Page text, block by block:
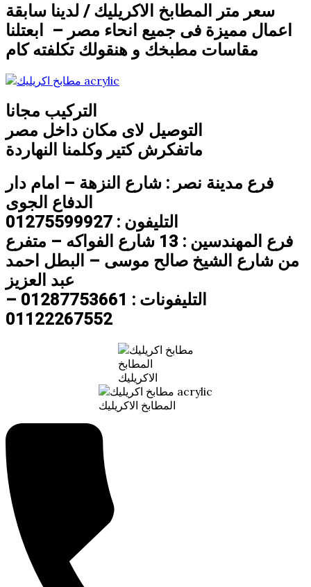
سعر متر المطابخ الاكريليك / لدينا سابقة
اعمال مميزة فى جميع انحاء مصر – ابعتلنا
مقاسات مطبخك و هنقولك تكلفته كام
التركيب مجانا
التوصيل لاى مكان داخل مصر
ماتفكرش كتير وكلمنا النهاردة
فرع مدينة نصر : شارع النزهة – امام دار
الدفاع الجوى
التليفون : 01275599927
فرع المهندسين : 13 شارع الفواكه – متفرع
من شارع الشيخ صالح موسى – البطل احمد
عبد العزيز
التليفونات : 01287753661 –
01122267552
المطابخ
الاكريليك
المطابخ الاكريليك